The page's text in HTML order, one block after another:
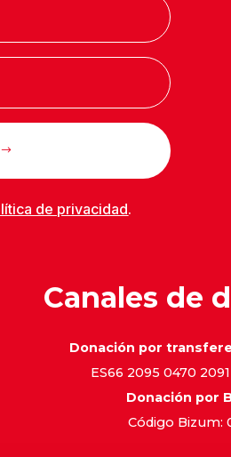
de privacidad.
Canales de
Donación por
ES66 2095 0470
Donación por
Código Bizum: